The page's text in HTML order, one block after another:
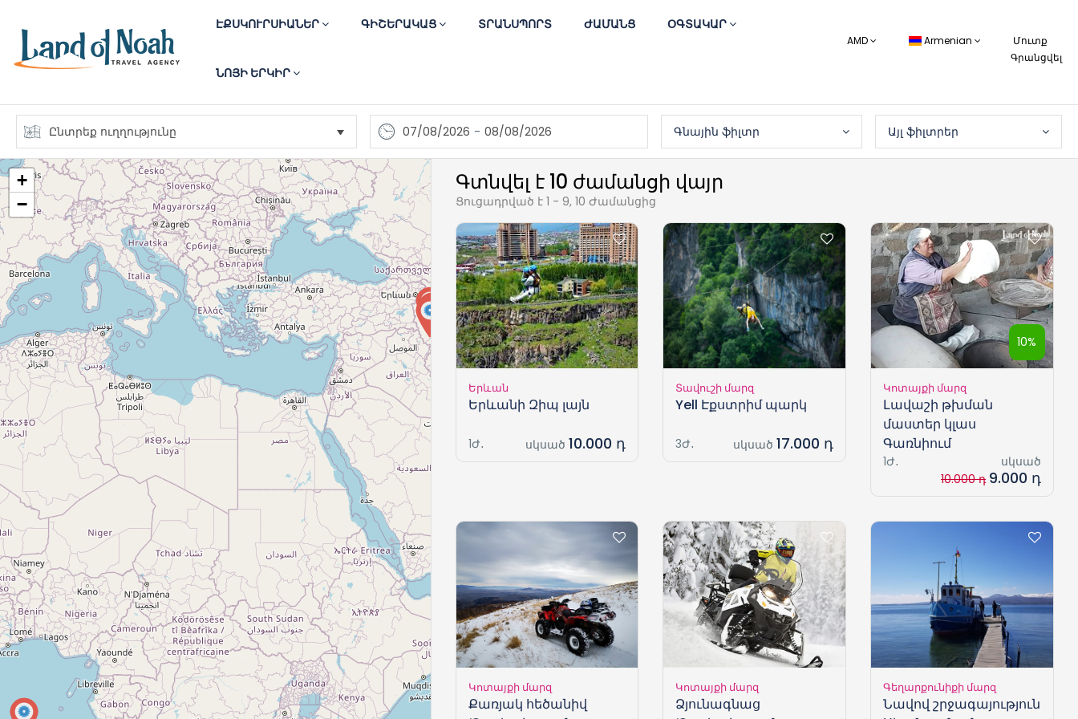
ԷՔՍԿՈՒՐՍԻԱՆԵՐ ԳԻՇԵՐԱԿԱՑ ՏՐԱՆՍՊՈՐՏ ԺԱՄԱՆՑ ՕԳՏԱԿԱՐ
ՆՈՅԻ ԵՐԿԻՐ
AMD Armenian
Մուտք
Գրանցվել
07/08/2026 - 08/08/2026 Գնային ֆիլտր Այլ ֆիլտրեր
+
−
Գտնվել է 10 ժամանցի վայր
Ցուցադրված է 1 - 9, 10 Ժամանցից
Երևան
Երևանի Զիպ լայն
1Ժ․ սկսած 10.000 դ
Տավուշի մարզ
Yell Էքստրիմ պարկ
3Ժ․ սկսած 17.000 դ
10%
Կոտայքի մարզ
Լավաշի թխման
մաստեր կլաս
Գառնիում
1Ժ․
սկսած
10.000 դ 9.000 դ
Կոտայքի մարզ
Քառյակ հեծանիվ
Կոտայքի մարզ
Ձյունագնաց
Գեղարքունիքի մարզ
Նավով շրջագայություն